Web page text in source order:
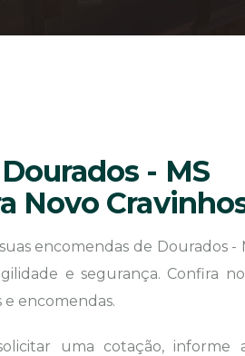
- MS
Novo
encomendas de Dourados -
e segurança. Confira
e encomendas.
uma cotação, informe